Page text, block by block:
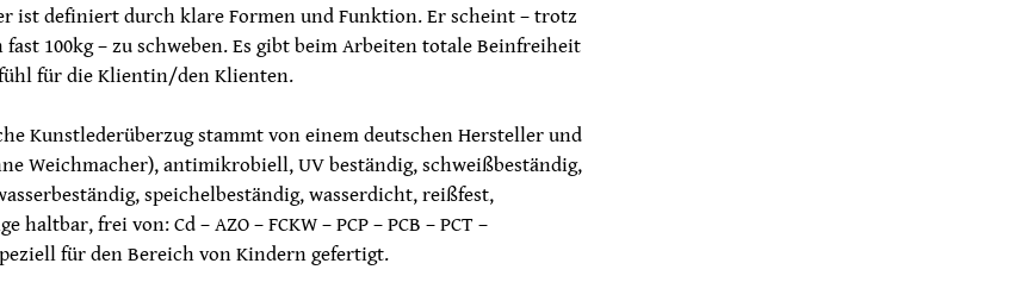
ist definiert durch klare Formen und Funktion. Er scheint – trotz
fast 100kg – zu schweben. Es gibt beim Arbeiten totale Beinfreiheit
für die Klientin/den Klienten.
Kunstlederüberzug stammt von einem deutschen Hersteller und
Weichmacher), antimikrobiell, UV beständig, schweißbeständig,
speichelbeständig, wasserdicht, reißfest,
haltbar, frei von: Cd – AZO – FCKW – PCP – PCB – PCT –
für den Bereich von Kindern gefertigt.